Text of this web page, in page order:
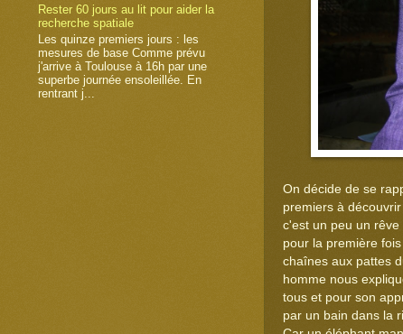
On décide de se
premiers à
c'est un peu un
pour la première
chaînes aux pattes
homme nous
tous et pour son
par un bain dans la
Rester 60 jours au lit pour aider la
recherche spatiale
Les quinze premiers jours : les
mesures de base Comme prévu
j'arrive à Toulouse à 16h par une
superbe journée ensoleillée. En
rentrant j...